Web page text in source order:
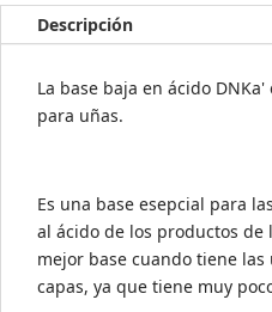
Acid
CLEAR
cantidad
Descripción
La base baja en ácido
para uñas.
Es una base esepcial para
al ácido de los productos de
mejor base cuando tiene
capas, ya que tiene muy